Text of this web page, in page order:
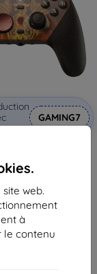
web.
à
le contenu
GAMING7
108,90 €
€
> 5 pièces